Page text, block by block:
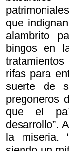
que
alambrito
bingos en
rifas para
suerte de
pregoneros
que el
desarrollo”.
la miseria.